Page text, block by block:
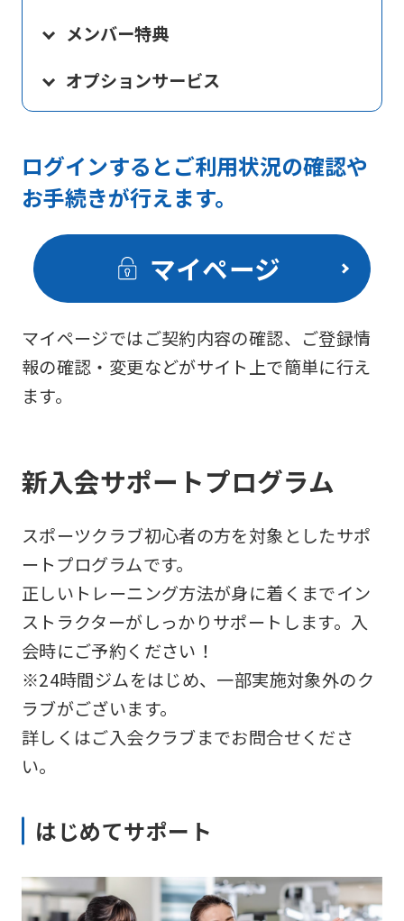
メンバー特典
オプションサービス
ログインするとご利用状況の確認や
お手続きが行えます。
マイページ
マイページではご契約内容の確認、ご登録情
報の確認・変更などがサイト上で簡単に行え
ます。
新入会サポートプログラム
スポーツクラブ初心者の方を対象としたサポ
ートプログラムです。
正しいトレーニング方法が身に着くまでイン
ストラクターがしっかりサポートします。入
会時にご予約ください！
※24時間ジムをはじめ、一部実施対象外のク
ラブがございます。
詳しくはご入会クラブまでお問合せくださ
い。
はじめてサポート